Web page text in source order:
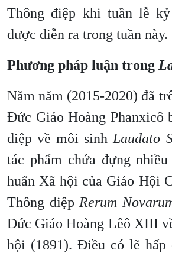
Thông điệp khi tuần lễ
được diễn ra trong tuần này.
Phương pháp luận trong
Năm năm (2015-2020) đã
Đức Giáo Hoàng Phanxicô
điệp về môi sinh Laudato
tác phẩm chứa đựng
huấn Xã hội của Giáo Hội
Thông điệp Rerum
Đức Giáo Hoàng Lêô XIII
hội (1891). Điều có lẽ hấp